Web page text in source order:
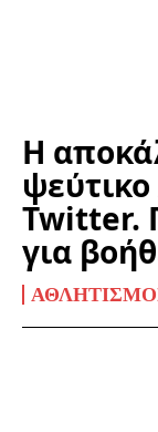
Η
Twitter.
για